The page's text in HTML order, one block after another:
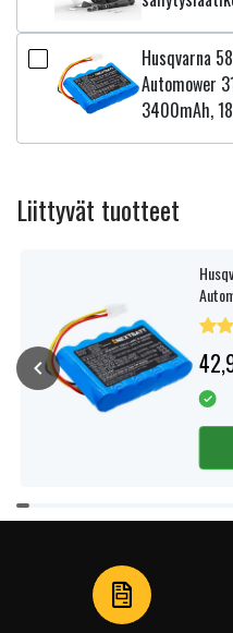
Husqvarna
Automower
3400mAh,
Liittyvät tuotteet
akku
Item
1